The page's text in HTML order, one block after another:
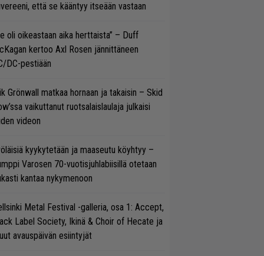
että se kääntyy itseään vastaan
oli oikeastaan aika herttaista” – Duff
kertoo Axl Rosen jännittäneen
DC-pestiään
Grönwall matkaa hornaan ja takaisin – Skid
vaikuttanut ruotsalaislaulaja julkaisi
videon
kyykytetään ja maaseutu köyhtyy –
Varosen 70-vuotisjuhlabiisillä otetaan
kantaa nykymenoon
Metal Festival -galleria, osa 1: Accept,
Label Society, Ikinä & Choir of Hecate ja
avauspäivän esiintyjät